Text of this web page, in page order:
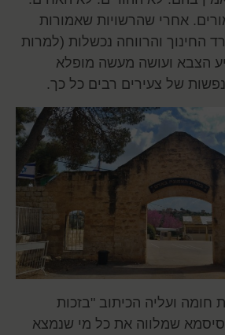
אחרי שהרשויות שאמורות
החינוך והרווחה נכשלות (למרות
הצבא ועושה מעשה מופלא
של צעירים רבים כל כך.
חומה ועליה הכיתוב "בזכות
שמלווה את כל מי שנמצא